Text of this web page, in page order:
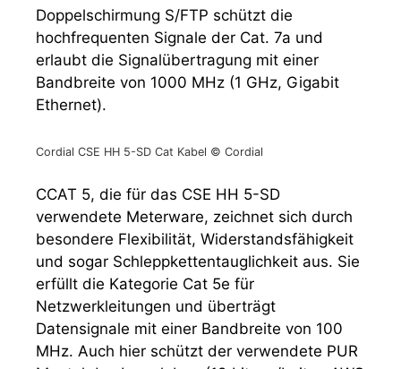
Doppelschirmung S/FTP schützt die
hochfrequenten Signale der Cat. 7a und
erlaubt die Signalübertragung mit einer
Bandbreite von 1000 MHz (1 GHz, Gigabit
Ethernet).
Cordial CSE HH 5-SD Cat Kabel © Cordial
CCAT 5, die für das CSE HH 5-SD
verwendete Meterware, zeichnet sich durch
besondere Flexibilität, Widerstandsfähigkeit
und sogar Schleppkettentauglichkeit aus. Sie
erfüllt die Kategorie Cat 5e für
Netzwerkleitungen und überträgt
Datensignale mit einer Bandbreite von 100
MHz. Auch hier schützt der verwendete PUR